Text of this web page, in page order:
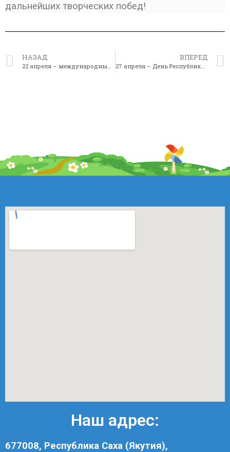
дальнейших творческих побед!
НАЗАД
22 апреля – международный день Земли
ВПЕРЕД
27 апреля – День Республики Саха (Якутия)
Наш адрес:
677008, Республика Саха (Якутия),